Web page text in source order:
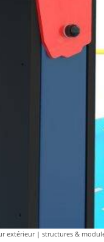
extérieur | structures &